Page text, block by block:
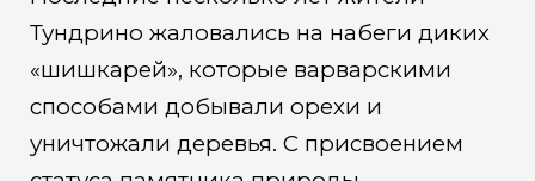
Тундрино жаловались на набеги диких
«шишкарей», которые варварскими
способами добывали орехи и
уничтожали деревья. С присвоением